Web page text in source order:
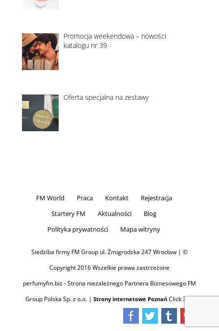
Promocja weekendowa – nowości
katalogu nr 39
Oferta specjalna na zestawy
FM World Praca Kontakt
Rejestracja
Startery FM
Aktualności
Blog
Polityka prywatności
Mapa witryny
Siedziba firmy FM Group ul. Żmigrodzka 247 Wrocław | ©
Copyright 2016 Wszelkie prawa zastrzeżone
perfumyfm.biz - Strona niezależnego Partnera Biznesowego FM
Group Polska Sp. z o.o. |Strony internetowe Poznań Click 360